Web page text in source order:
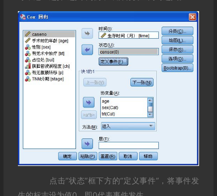
点击“状态”框下方的“定义事件”，将事件发